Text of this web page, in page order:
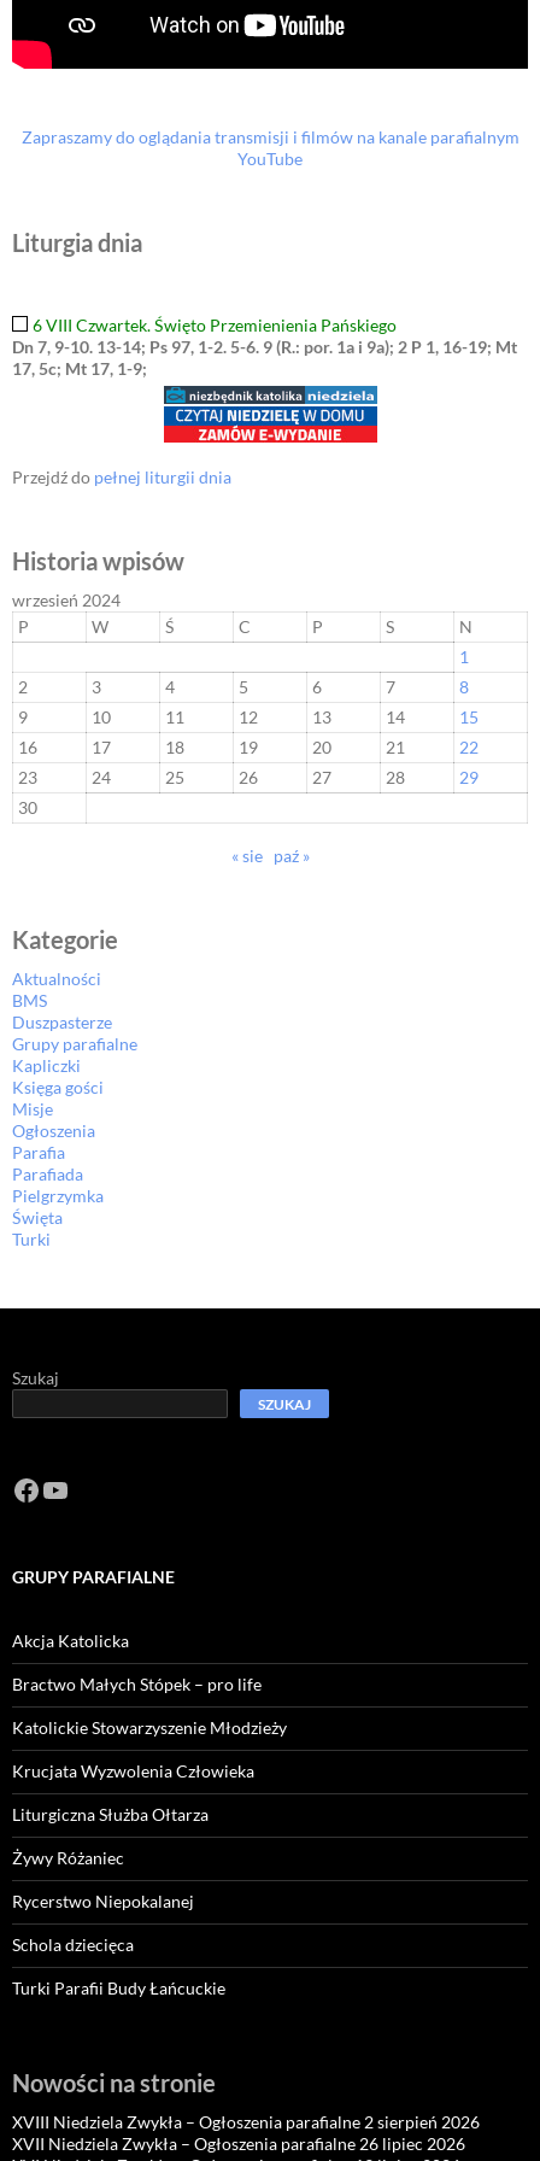
Zapraszamy do oglądania transmisji i filmów na kanale parafialnym
YouTube
Liturgia dnia
6 VIII Czwartek. Święto Przemienienia Pańskiego
Dn 7, 9-10. 13-14; Ps 97, 1-2. 5-6. 9 (R.: por. 1a i 9a); 2 P 1, 16-19; Mt
17, 5c; Mt 17, 1-9;
Przejdź do pełnej liturgii dnia
Historia wpisów
wrzesień 2024
P
W Ś C P S
N
1
2
3 4 5 6 7
8
9
10 11 12 13 14
15
16
17 18 19 20 21
22
23
24 25 26 27 28
29
30
« sie paź »
Kategorie
Aktualności
BMS
Duszpasterze
Grupy parafialne
Kapliczki
Księga gości
Misje
Ogłoszenia
Parafia
Parafiada
Pielgrzymka
Święta
Turki
Szukaj
SZUKAJ
Facebook
https://www.youtube.com/channel/
GRUPY PARAFIALNE
Akcja Katolicka
Bractwo Małych Stópek – pro life
Katolickie Stowarzyszenie Młodzieży
Krucjata Wyzwolenia Człowieka
Liturgiczna Służba Ołtarza
Żywy Różaniec
Rycerstwo Niepokalanej
Schola dziecięca
Turki Parafii Budy Łańcuckie
Nowości na stronie
XVIII Niedziela Zwykła – Ogłoszenia parafialne 2 sierpień 2026
XVII Niedziela Zwykła – Ogłoszenia parafialne 26 lipiec 2026